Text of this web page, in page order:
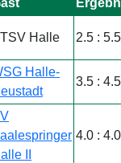
Halle 2.5 : 5.5
Halle-
3.5 : 4.5
II
4.0 : 4.0